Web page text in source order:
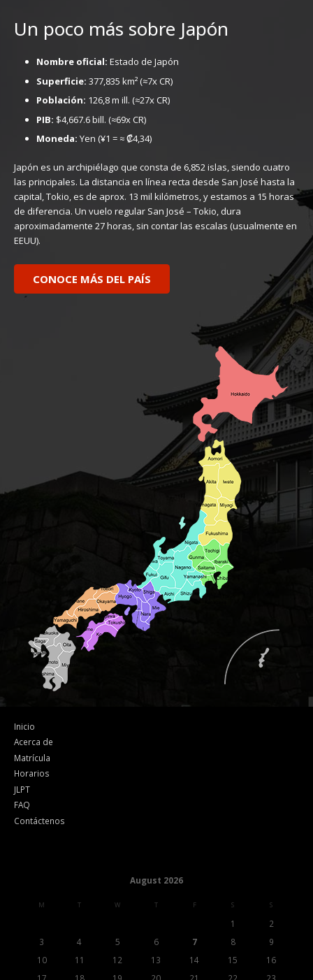
Un poco más sobre Japón
Nombre oficial: Estado de Japón
Superficie: 377,835 km² (≈7x CR)
Población: 126,8 m ill. (≈27x CR)
PIB: $4,667.6 bill. (≈69x CR)
Moneda: Yen (¥1 = ≈ ₡4,34)
Japón es un archipiélago que consta de 6,852 islas, siendo cuatro
las principales. La distancia en línea recta desde San José hasta la
capital, Tokio, es de aprox. 13 mil kilómetros, y estamos a 15 horas
de diferencia. Un vuelo regular San José – Tokio, dura
aproximadamente 27 horas, sin contar las escalas (usualmente en
EEUU).
CONOCE MÁS DEL PAÍS
Inicio
Acerca de
Matrícula
Horarios
JLPT
FAQ
Contáctenos
August 2026
M T W T F S S
1
2
3
4 5 6 7 8
9
10
11 12 13 14 15
16